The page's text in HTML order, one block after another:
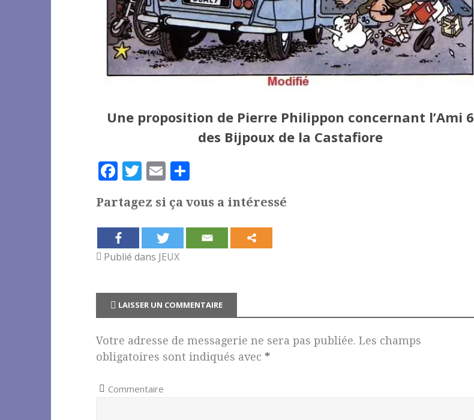
Une proposition de Pierre Philippon concernant l’Ami 6
des Bijpoux de la Castafiore
F
c
e
b
o
k
T
it
te
r
E
ai
l
P
rt
a
g
Partagez si ça vous a intéressé
Publié dans JEUX
LAISSER UN COMMENTAIRE
Votre adresse de messagerie ne sera pas publiée. Les champs
obligatoires sont indiqués avec *
Commentaire